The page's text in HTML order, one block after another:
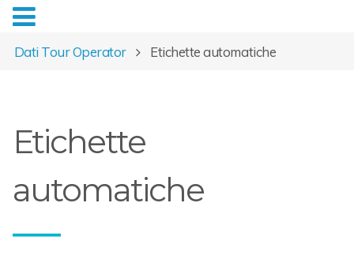
Dati Tour Operator Etichette automatiche
Etichette
automatiche